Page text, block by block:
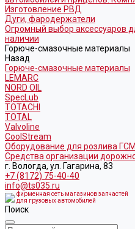
Изготовление РВД
Дуги, фародержатели
Огромный выбор аксессуаров
наличии
Горюче-смазочные материалы
Назад
Горюче-смазочные материалы
LEMARC
NORD OIL
SpecLub
TOTACHI
TOTAL
Valvoline
CoolStream
Оборудование для розлива
Средства организации
г. Вологда, ул. Гагарина, 83
+7 (8172) 75-40-40
info@ts035.ru
фирменная сеть магазинов запчастей
для грузовых автомобилей
Поиск